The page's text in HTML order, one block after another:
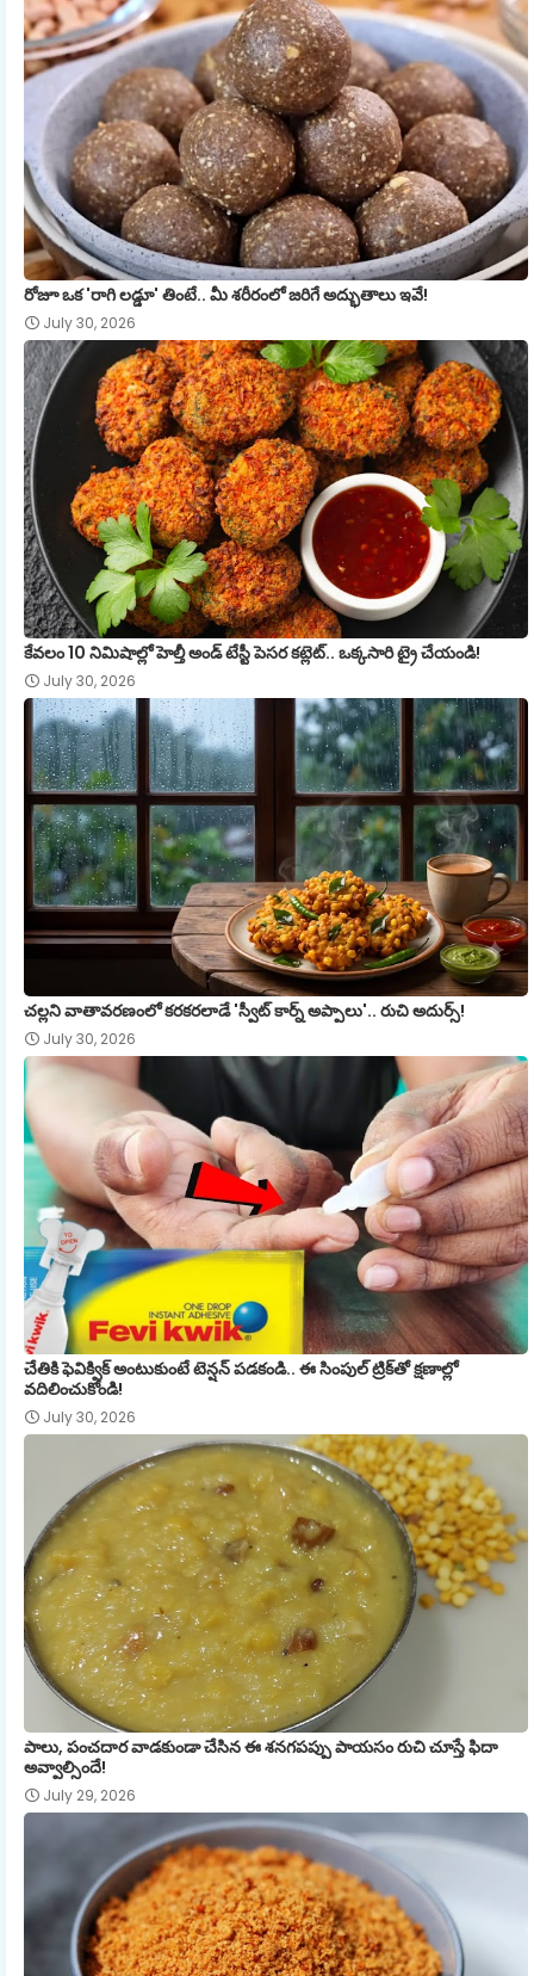
రోజూ ఒక 'రాగి లడ్డూ' తింటే.. మీ శరీరంలో జరిగే అద్భుతాలు ఇవే!
July 30, 2026
కేవలం 10 నిమిషాల్లో హెల్తీ అండ్ టేస్టీ పెసర కట్లెట్.. ఒక్కసారి ట్రై చేయండి!
July 30, 2026
చల్లని వాతావరణంలో కరకరలాడే 'స్వీట్ కార్న్ అప్పాలు'.. రుచి అదుర్స్!
July 30, 2026
చేతికి ఫెవిక్విక్ అంటుకుంటే టెన్షన్ పడకండి.. ఈ సింపుల్ ట్రిక్‌తో క్షణాల్లో
వదిలించుకోండి!
July 30, 2026
పాలు, పంచదార వాడకుండా చేసిన ఈ శనగపప్పు పాయసం రుచి చూస్తే ఫిదా
అవ్వాల్సిందే!
July 29, 2026